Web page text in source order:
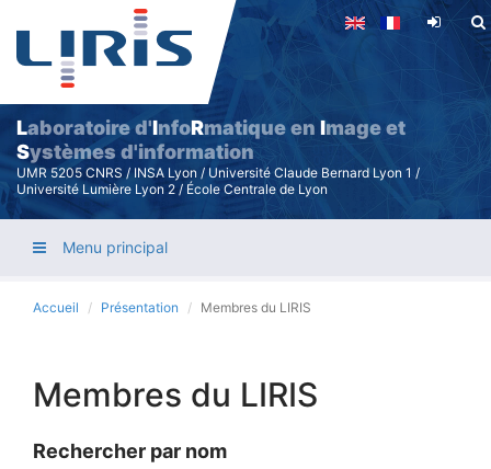
Aller
principal
Laboratoire d'InfoRmatique en Image et
Systèmes d'information
UMR 5205 CNRS / INSA Lyon / Université Claude Bernard Lyon 1 /
Université Lumière Lyon 2 / École Centrale de Lyon
Menu principal
Accueil Présentation Membres du LIRIS
Membres du LIRIS
Rechercher par nom